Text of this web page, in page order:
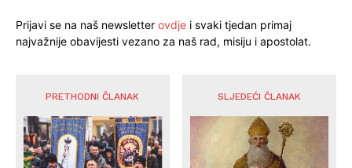
Prijavi se na naš newsletter ovdje i svaki tjedan primaj
najvažnije obavijesti vezano za naš rad, misiju i apostolat.
PRETHODNI ČLANAK SLJEDEĆI ČLANAK